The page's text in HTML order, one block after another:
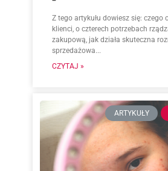
Z tego artykułu dowiesz się: czego
klienci, o czterech potrzebach
zakupową, jak działa skuteczna
sprzedażowa...
CZYTAJ »
ARTYKUŁY